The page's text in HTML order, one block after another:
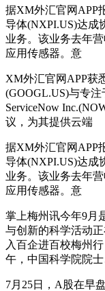
据XM外汇官网APP
导体(NXPI.US)达成
业务。该业务去年
应用传感器。意
XM外汇官网APP获
(GOOGL.US)与专
ServiceNow
议，为其提供云端
据XM外汇官网APP
导体(NXPI.US)达成
业务。该业务去年
应用传感器。意
掌上梅州讯今年9月
与创新的科学活动
入百企进百校梅州
午，中国科学院院
7月25日，A股在早